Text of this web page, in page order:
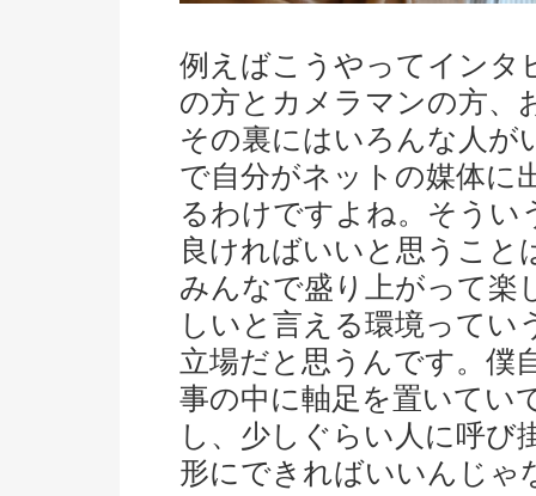
例えばこうやってインタ
の方とカメラマンの方、
その裏にはいろんな人が
で自分がネットの媒体に
るわけですよね。そうい
良ければいいと思うこと
みんなで盛り上がって楽
しいと言える環境って
立場だと思うんです。僕
事の中に軸足を置いてい
し、少しぐらい人に呼び
形にできればいいんじゃ